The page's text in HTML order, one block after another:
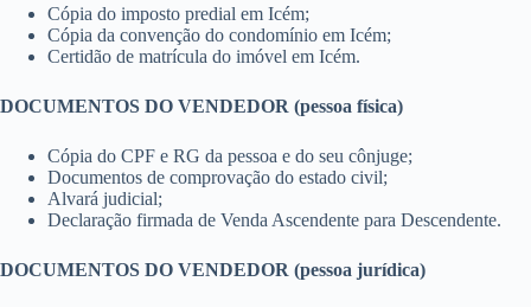
Cópia do imposto predial em Icém;
Cópia da convenção do condomínio em Icém;
Certidão de matrícula do imóvel em Icém.
DOCUMENTOS DO VENDEDOR (pessoa física)
Cópia do CPF e RG da pessoa e do seu cônjuge;
Documentos de comprovação do estado civil;
Alvará judicial;
Declaração firmada de Venda Ascendente para Descendente.
DOCUMENTOS DO VENDEDOR (pessoa jurídica)